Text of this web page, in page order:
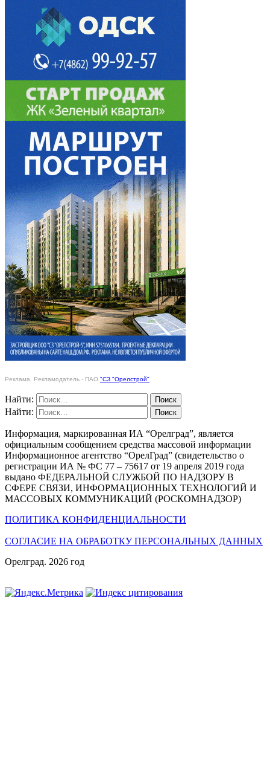
Реклама. Рекламодатель - ПАО "СЗ "Орелстрой"
Найти:
Найти:
Информация, маркированная ИА “Орелград”, является
официальным сообщением средства массовой информации
Информационное агентство “ОрелГрад” (свидетельство о
регистрации ИА № ФС 77 – 75617 от 19 апреля 2019 года
выдано ФЕДЕРАЛЬНОЙ СЛУЖБОЙ ПО НАДЗОРУ В
СФЕРЕ СВЯЗИ, ИНФОРМАЦИОННЫХ ТЕХНОЛОГИЙ И
МАССОВЫХ КОММУНИКАЦИЙ (РОСКОМНАДЗОР)
ПОЛИТИКА КОНФИДЕНЦИАЛЬНОСТИ
СОГЛАСИЕ НА ОБРАБОТКУ ПЕРСОНАЛЬНЫХ ДАННЫХ
Орелград. 2026 год